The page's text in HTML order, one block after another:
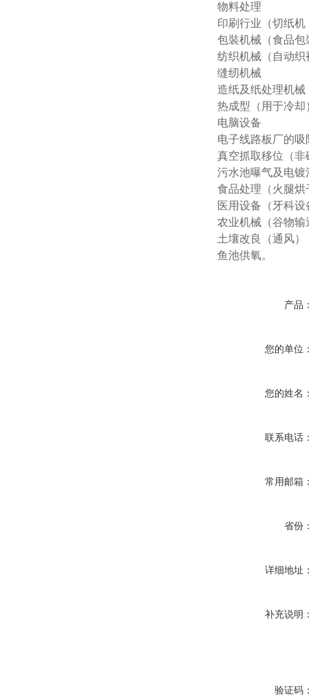
物料处理
印刷行业（切纸
包裝机械（食品
纺织机械（自动
缝纫机械
造纸及纸处理机
热成型（用于冷却
电脑设备
电子线路板厂的吸
真空抓取移位（
污水池曝气及电镀
食品处理（火腿
医用设备（牙科设
农业机械（谷物
土壤改良（通风）
鱼池供氧。
产品
您的单位
您的姓名
联系电话
常用邮箱
省份
详细地址
补充说明
验证码